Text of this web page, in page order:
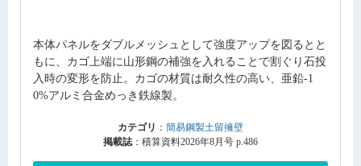
本体パネルをダブルメッシュとして強度アップを図るとと
もに、カゴ上端に山形鋼の補強を入れることで割ぐり石投
入時の変形を防止。カゴの材質は耐久性の高い、亜鉛-1
0%アルミ合金めっき鉄線製。
カテゴリ ： 簡易鋼製土留擁壁
掲載誌：積算資料2026年8月号 p.486